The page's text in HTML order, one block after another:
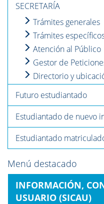
SECRETARÍA
Trámites generales
Trámites
Atención al Público
Gestor de
Directorio y
Futuro estudiantado
Estudiantado de nuevo
Estudiantado
Menú destacado
INFORMACIÓN,
USUARIO (SICAU)